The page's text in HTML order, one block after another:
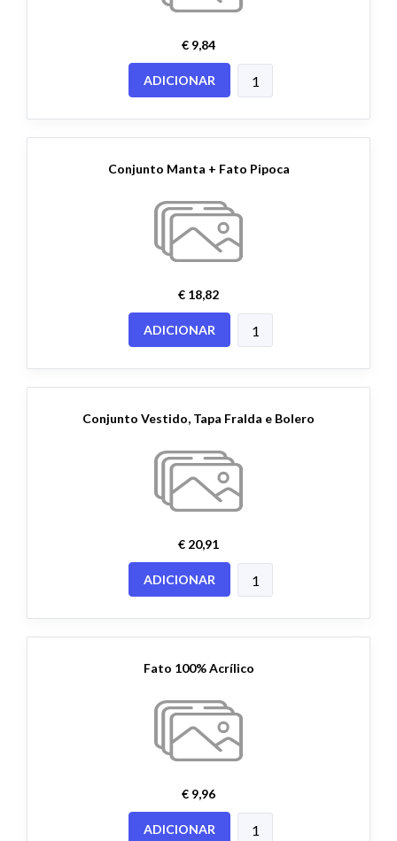
€ 9,84
ADICIONAR
Conjunto Manta + Fato Pipoca
€ 18,82
ADICIONAR
Conjunto Vestido, Tapa Fralda e Bolero
€ 20,91
ADICIONAR
Fato 100% Acrílico
€ 9,96
ADICIONAR